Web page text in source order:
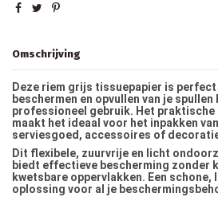
Omschrijving
Deze riem grijs tissuepapier is
beschermen en opvullen van je
professioneel gebruik. Het praktische
maakt het ideaal voor het inpakken
serviesgoed, accessoires of
Dit flexibele, zuurvrije en licht
biedt effectieve bescherming zonder
kwetsbare oppervlakken. Een
oplossing voor al je